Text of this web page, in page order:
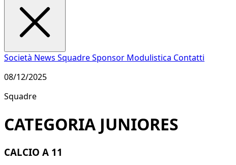
Società News SquadreSponsor Modulistica Contatti
08/12/2025
Squadre
CATEGORIA JUNIORES
CALCIO A 11